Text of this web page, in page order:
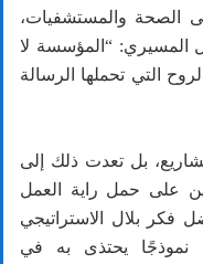
الصحة والمستشفيات،
المسيري: “المؤسسة لا
التي تحملها الرسالة
بل تعدت ذلك إلى
على حمل راية العمل
فكر بلال الاستراتيجي
نموذجًا يحتذى به في